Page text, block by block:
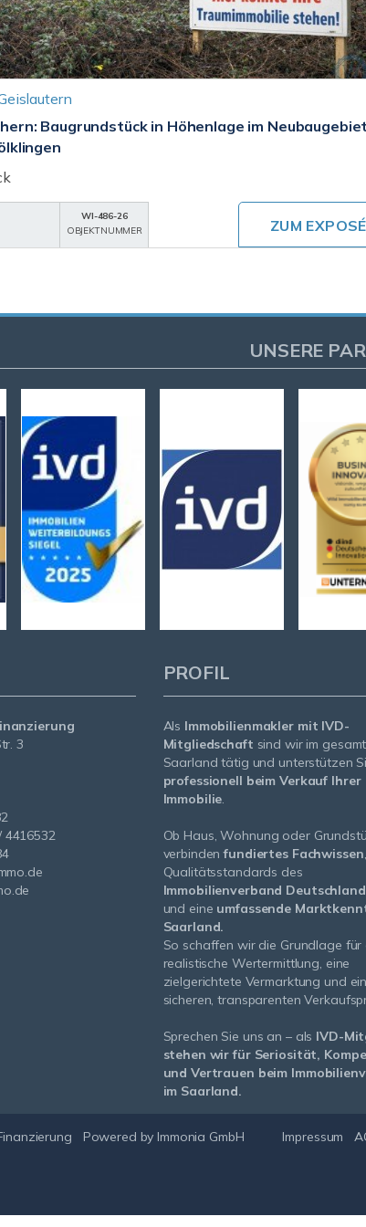
Baugrundstück in Höhenlage im Neubaugebiet
WI-486-26
OBJEKTNUMMER
ZUM EXPOSÉ
UNSERE
3
4416532
PROFIL
Als Immobilienmakler mit IVD-
Mitgliedschaft sind wir im
Saarland tätig und unterstützen
professionell beim Verkauf Ihrer
Immobilie.
Ob Haus, Wohnung oder
verbinden fundiertes Fachwissen
Qualitätsstandards des
Immobilienverband
und eine umfassende
Saarland.
So schaffen wir die Grundlage für
realistische Wertermittlung, eine
zielgerichtete Vermarktung und
sicheren, transparenten
Sprechen Sie uns an – als IVD-
stehen wir für Seriosität,
und Vertrauen beim
im Saarland.
Powered by Immonia GmbH Impressum